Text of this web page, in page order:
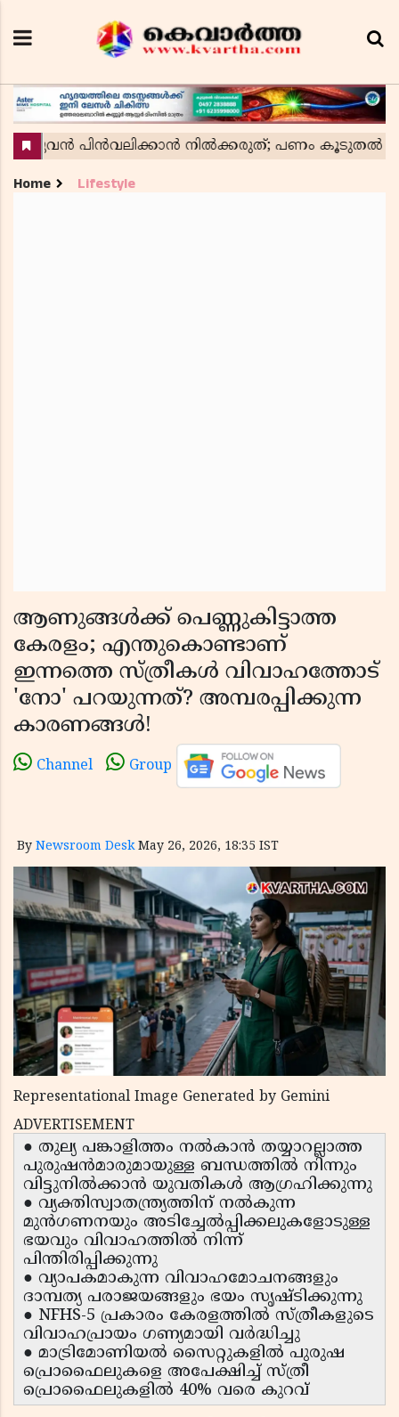
Home Lifestyle
ആണുങ്ങൾക്ക് പെണ്ണുകിട്ടാത്ത
കേരളം; എന്തുകൊണ്ടാണ്
ഇന്നത്തെ സ്ത്രീകൾ വിവാഹത്തോട്
'നോ' പറയുന്നത്? അമ്പരപ്പിക്കുന്ന
കാരണങ്ങൾ!
Channel Group
By Newsroom Desk May 26, 2026, 18:35 IST
Representational Image Generated by Gemini
ADVERTISEMENT
● തുല്യ പങ്കാളിത്തം നൽകാൻ തയ്യാറല്ലാത്ത
പുരുഷൻമാരുമായുള്ള ബന്ധത്തിൽ നിന്നും
വിട്ടുനിൽക്കാൻ യുവതികൾ ആഗ്രഹിക്കുന്നു
● വ്യക്തിസ്വാതന്ത്ര്യത്തിന് നൽകുന്ന
മുൻഗണനയും അടിച്ചേൽപ്പിക്കലുകളോടുള്ള
ഭയവും വിവാഹത്തിൽ നിന്ന്
പിന്തിരിപ്പിക്കുന്നു
● വ്യാപകമാകുന്ന വിവാഹമോചനങ്ങളും
ദാമ്പത്യ പരാജയങ്ങളും ഭയം സൃഷ്ടിക്കുന്നു
● NFHS-5 പ്രകാരം കേരളത്തിൽ സ്ത്രീകളുടെ
വിവാഹപ്രായം ഗണ്യമായി വർദ്ധിച്ചു
● മാട്രിമോണിയൽ സൈറ്റുകളിൽ പുരുഷ
പ്രൊഫൈലുകളെ അപേക്ഷിച്ച് സ്ത്രീ
പ്രൊഫൈലുകളിൽ 40% വരെ കുറവ്